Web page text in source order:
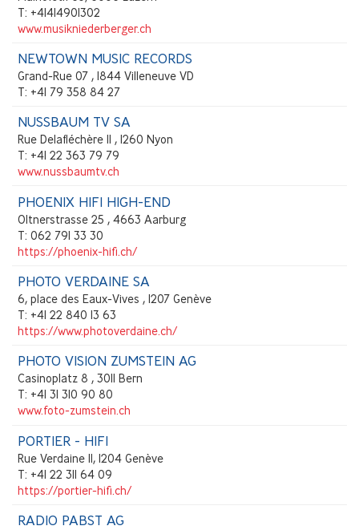
T: +41414901302
www.musikniederberger.ch
NEWTOWN MUSIC RECORDS
Grand-Rue 07 , 1844 Villeneuve VD
T: +41 79 358 84 27
NUSSBAUM TV SA
Rue Delafléchère 11 , 1260 Nyon
T: +41 22 363 79 79
www.nussbaumtv.ch
PHOENIX HIFI HIGH-END
Oltnerstrasse 25 , 4663 Aarburg
T: 062 791 33 30
https://phoenix-hifi.ch/
PHOTO VERDAINE SA
6, place des Eaux-Vives , 1207 Genève
T: +41 22 840 13 63
https://www.photoverdaine.ch/
PHOTO VISION ZUMSTEIN AG
Casinoplatz 8 , 3011 Bern
T: +41 31 310 90 80
www.foto-zumstein.ch
PORTIER - HIFI
Rue Verdaine 11, 1204 Genève
T: +41 22 311 64 09
https://portier-hifi.ch/
RADIO PABST AG